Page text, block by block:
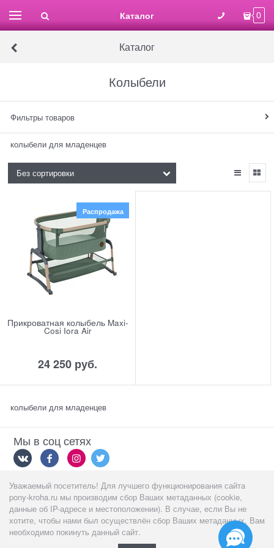
Каталог 0
Каталог
Колыбели
Фильтры товаров
колыбели для младенцев
Прикроватная колыбель Maxi-
Cosi Iora Air
24 250 руб.
Распродажа
колыбели для младенцев
Мы в соц сетях
Мы принимаем
Уважаемый посетитель! Для лучшего функционирования сайта
pony-kroha.ru мы производим сбор Ваших метаданных (cookie,
данные об IP-адресе и местоположении). В случае, если Вы не
хотите, чтобы нами был осуществлён сбор Ваших метаданных, Вам
необходимо покинуть данный сайт.